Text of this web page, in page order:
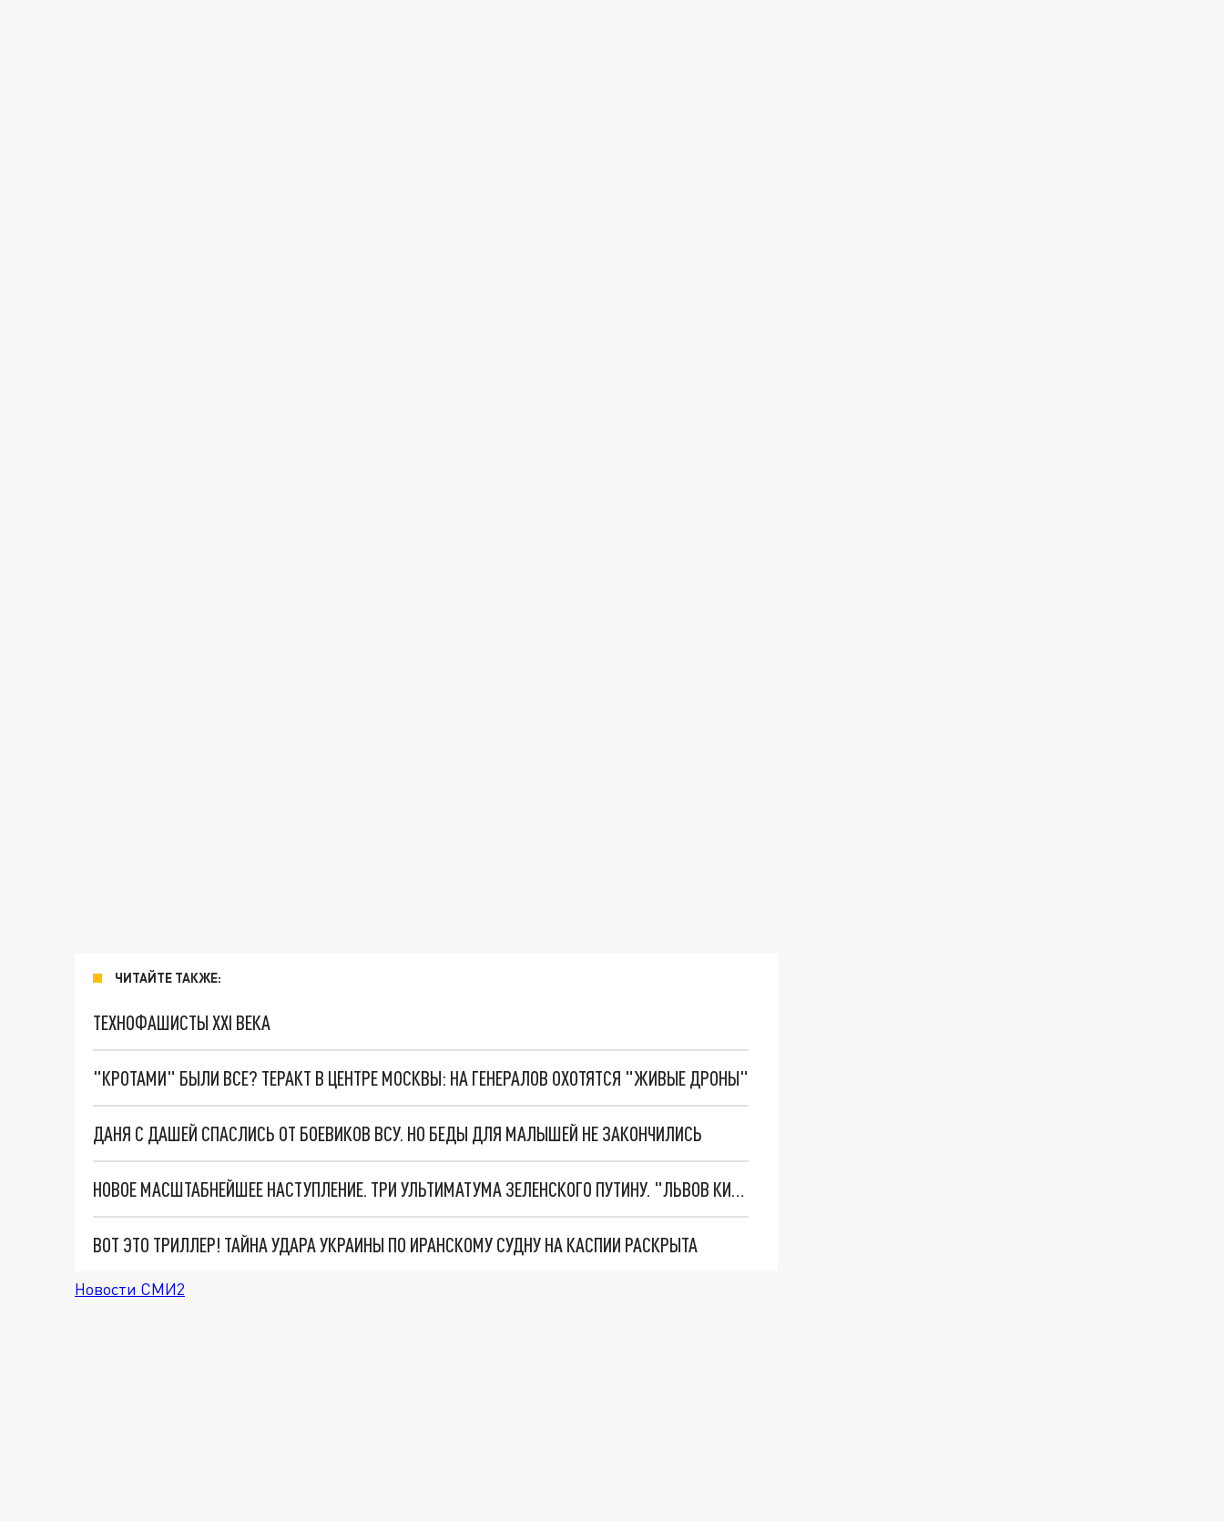
ЧИТАЙТЕ ТАКЖЕ:
ТЕХНОФАШИСТЫ XXI ВЕКА
"КРОТАМИ" БЫЛИ ВСЕ? ТЕРАКТ В ЦЕНТРЕ МОСКВЫ: НА ГЕНЕРАЛОВ ОХОТЯТСЯ "ЖИВЫЕ ДРОНЫ"
ДАНЯ С ДАШЕЙ СПАСЛИСЬ ОТ БОЕВИКОВ ВСУ. НО БЕДЫ ДЛЯ МАЛЫШЕЙ НЕ ЗАКОНЧИЛИСЬ
НОВОЕ МАСШТАБНЕЙШЕЕ НАСТУПЛЕНИЕ. ТРИ УЛЬТИМАТУМА ЗЕЛЕНСКОГО ПУТИНУ. "ЛЬВОВ КИМА" ПОСТАВЯТ НА ПВО? ГЛОБАЛЬНЫЙ ПРОРЫВ ПОД ЗАПОРОЖЬЕМ
ВОТ ЭТО ТРИЛЛЕР! ТАЙНА УДАРА УКРАИНЫ ПО ИРАНСКОМУ СУДНУ НА КАСПИИ РАСКРЫТА
Новости СМИ2